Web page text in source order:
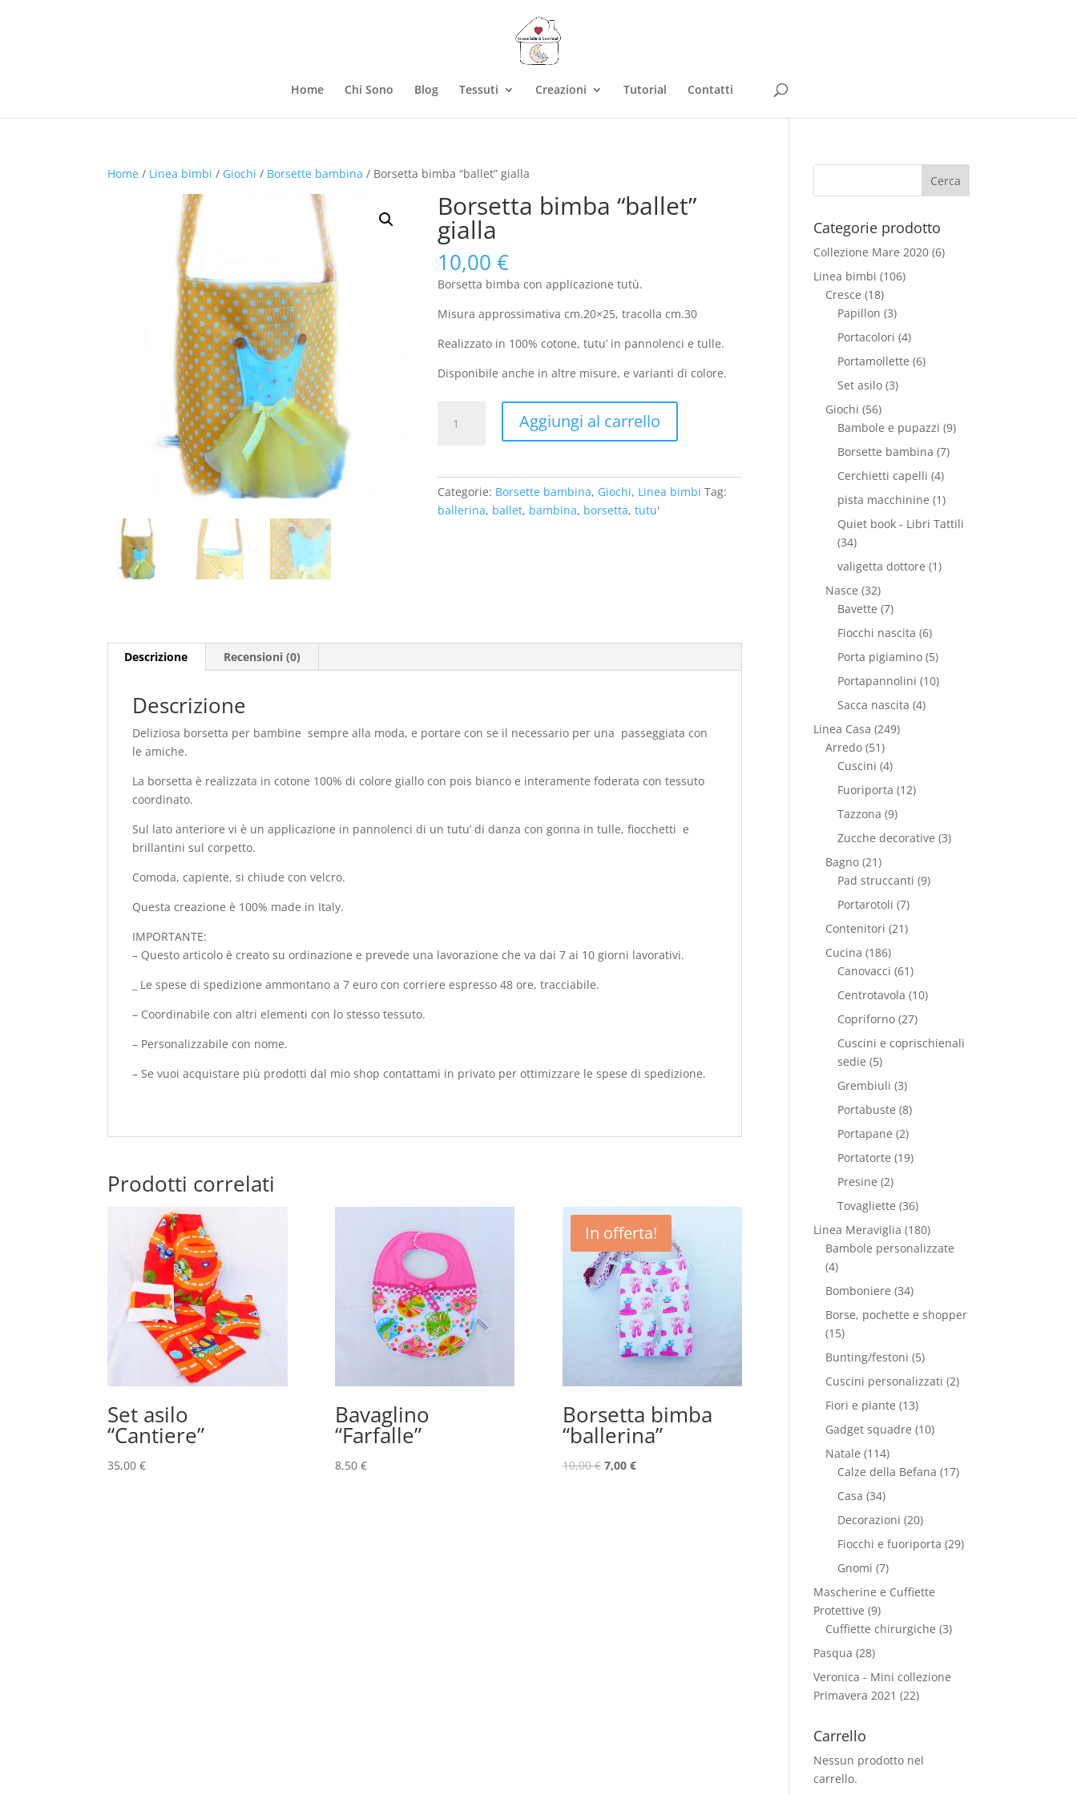
Home Chi Sono Blog Tessuti Creazioni Tutorial Contatti
Home / Linea bimbi / Giochi / Borsette bambina / Borsetta bimba “ballet” gialla
Borsetta bimba “ballet”
gialla
10,00€
Borsetta bimba con applicazione tutù.
Misura approssimativa cm.20×25, tracolla cm.30
Realizzato in 100% cotone, tutu’ in pannolenci e tulle.
Disponibile anche in altre misure, e varianti di colore.
bimba
quantità
Aggiungi al carrello
Categorie: Borsette bambina, Giochi, Linea bimbi Tag:
ballerina, ballet, bambina, borsetta,tutu'
Descrizione Recensioni (0)
Descrizione
Deliziosa borsetta per bambine sempre alla moda, e portare con se il necessario per una passeggiata con
le amiche.
La borsetta è realizzata in cotone 100% di colore giallo con pois bianco e interamente foderata con tessuto
coordinato.
Sul lato anteriore vi è un applicazione in pannolenci di un tutu’ di danza con gonna in tulle, fiocchetti e
brillantini sul corpetto.
Comoda, capiente, si chiude con velcro.
Questa creazione è 100% made in Italy.
IMPORTANTE:
– Questo articolo è creato su ordinazione e prevede una lavorazione che va dai 7 ai 10 giorni lavorativi.
_ Le spese di spedizione ammontano a 7 euro con corriere espresso 48 ore, tracciabile.
– Coordinabile con altri elementi con lo stesso tessuto.
– Personalizzabile con nome.
– Se vuoi acquistare più prodotti dal mio shop contattami in privato per ottimizzare le spese di spedizione.
Prodotti correlati
Set asilo
“Cantiere”
35,00€
Bavaglino
“Farfalle”
8,50 €
In offerta!
Borsetta bimba
“ballerina”
10,00€ 7,00 €
Categorie prodotto
Collezione Mare 2020 (6)
Linea bimbi (106)
Cresce (18)
Papillon (3)
Portacolori (4)
Portamollette (6)
Set asilo (3)
Giochi (56)
Bambole e pupazzi (9)
Borsette bambina (7)
Cerchietti capelli (4)
pista macchinine (1)
Quiet book - Libri Tattili
(34)
valigetta dottore (1)
Nasce (32)
Bavette (7)
Fiocchi nascita (6)
Porta pigiamino (5)
Portapannolini (10)
Sacca nascita (4)
Linea Casa (249)
Arredo (51)
Cuscini (4)
Fuoriporta (12)
Tazzona (9)
Zucche decorative (3)
Bagno (21)
Pad struccanti (9)
Portarotoli (7)
Contenitori (21)
Cucina (186)
Canovacci (61)
Centrotavola (10)
Copriforno (27)
Cuscini e coprischienali
sedie (5)
Grembiuli (3)
Portabuste (8)
Portapane (2)
Portatorte (19)
Presine (2)
Tovagliette (36)
Linea Meraviglia (180)
Bambole personalizzate
(4)
Bomboniere (34)
Borse, pochette e shopper
(15)
Bunting/festoni (5)
Cuscini personalizzati (2)
Fiori e piante (13)
Gadget squadre (10)
Natale (114)
Calze della Befana (17)
Casa (34)
Decorazioni (20)
Fiocchi e fuoriporta (29)
Gnomi (7)
Mascherine e Cuffiette
Protettive (9)
Cuffiette chirurgiche (3)
Pasqua (28)
Veronica - Mini collezione
Primavera 2021 (22)
Carrello
Nessun prodotto nel
carrello.